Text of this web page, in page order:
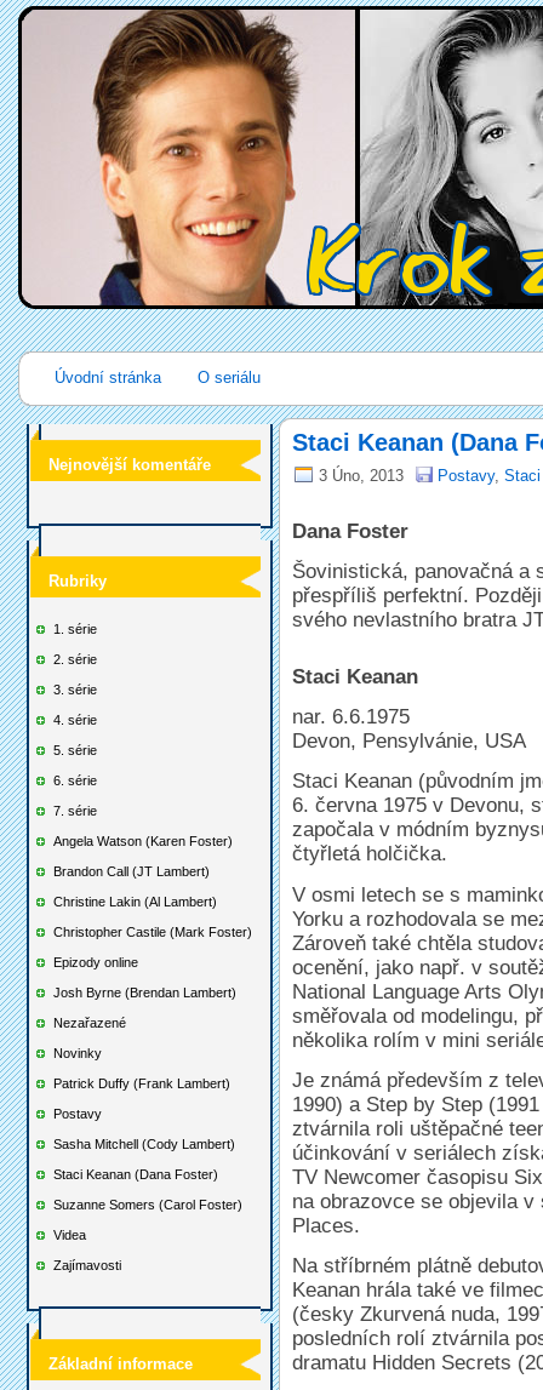
Úvodní stránka O seriálu
Nejnovější komentáře
Rubriky
1. série
2. série
3. série
4. série
5. série
6. série
7. série
Angela Watson (Karen Foster)
Brandon Call (JT Lambert)
Christine Lakin (Al Lambert)
Christopher Castile (Mark Foster)
Epizody online
Josh Byrne (Brendan Lambert)
Nezařazené
Novinky
Patrick Duffy (Frank Lambert)
Postavy
Sasha Mitchell (Cody Lambert)
Staci Keanan (Dana Foster)
Suzanne Somers (Carol Foster)
Videa
Zajímavosti
Základní informace
Staci Keanan (Dana
3 Úno, 2013 Postavy, Staci
Dana Foster
Šovinistická, panovačná a
přespříliš perfektní.
svého nevlastního bratra
Staci Keanan
nar. 6.6.1975
Devon, Pensylvánie, USA
Staci Keanan (původním
6. června 1975 v Devonu,
započala v módním
čtyřletá holčička.
V osmi letech se s
Yorku a rozhodovala se
Zároveň také chtěla
ocenění, jako např. v
National Language Arts
směřovala od modelingu,
několika rolím v mini
Je známá především z
1990) a Step by Step
ztvárnila roli uštěpačné
účinkování v seriálech
TV Newcomer časopisu
na obrazovce se objevila
Places.
Na stříbrném plátně
Keanan hrála také ve
(česky Zkurvená nuda,
posledních rolí ztvárnila
dramatu Hidden Secrets